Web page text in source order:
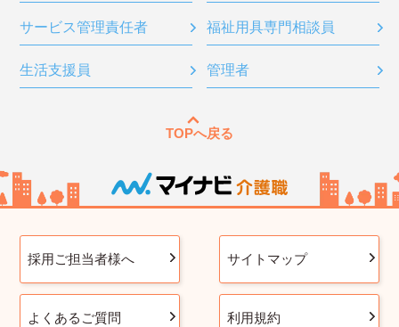
サービス管理責任者 福祉用具専門相談員
生活支援員 管理者
TOPへ戻る
採用ご担当者様へ サイトマップ
よくあるご質問 利用規約